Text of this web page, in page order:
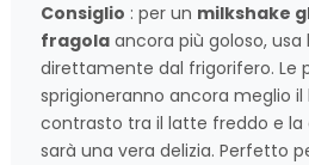
Consiglio : per un milkshake
fragola ancora più goloso,
direttamente dal frigorifero. Le
sprigioneranno ancora meglio il
contrasto tra il latte freddo e la
sarà una vera delizia. Perfetto